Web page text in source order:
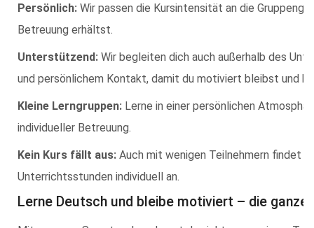
Persönlich: Wir passen die Kursintensität an die
Betreuung erhältst.
Unterstützend: Wir begleiten dich auch außerhalb des
und persönlichem Kontakt, damit du motiviert bleibst und
Kleine Lerngruppen: Lerne in einer persönlichen
individueller Betreuung.
Kein Kurs fällt aus: Auch mit wenigen Teilnehmern findet
Unterrichtsstunden individuell an.
Lerne Deutsch und bleibe motiviert – die ganze